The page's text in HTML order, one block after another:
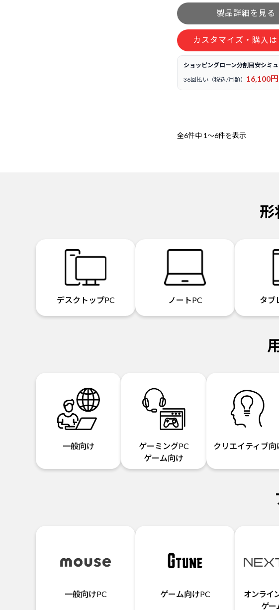
カスタマイズ・購入は
ショッピングローン分割目安シミ
36回払い（税込/月額） 16,100円
全6件中 1～6件を表示
形
デスクトップPC ノートPC タブ
一般向け
ゲーミングPC
ゲーム向け
クリエイティブ向
一般向けPC ゲーム向けPC
オンライ
ゲー